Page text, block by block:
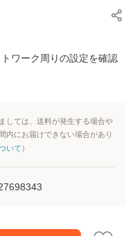
ワーク周りの設定を確認
しては、送料が発生する場合や
内にお届けできない場合があり
いて ）